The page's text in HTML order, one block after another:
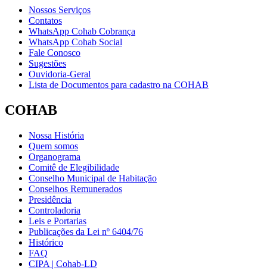
Nossos Serviços
Contatos
WhatsApp Cohab Cobrança
WhatsApp Cohab Social
Fale Conosco
Sugestões
Ouvidoria-Geral
Lista de Documentos para cadastro na COHAB
COHAB
Nossa História
Quem somos
Organograma
Comitê de Elegibilidade
Conselho Municipal de Habitação
Conselhos Remunerados
Presidência
Controladoria
Leis e Portarias
Publicações da Lei nº 6404/76
Histórico
FAQ
CIPA | Cohab-LD